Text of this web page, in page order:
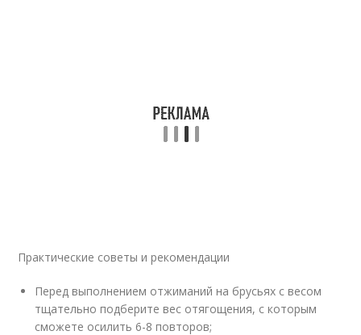
Практические советы и рекомендации
Перед выполнением отжиманий на брусьях с весом
тщательно подберите вес отягощения, с которым
сможете осилить 6-8 повторов;